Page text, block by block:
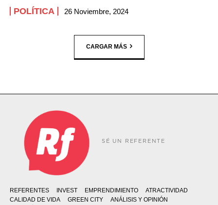
POLÍTICA 26 Noviembre, 2024
CARGAR MÁS
SÉ UN REFERENTE
REFERENTES INVEST EMPRENDIMIENTO
ATRACTIVIDAD
CALIDAD DE VIDA
GREEN CITY
ANÁLISIS Y OPINIÓN